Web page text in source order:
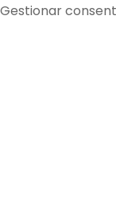
Gestionar